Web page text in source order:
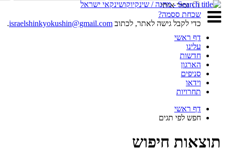
זכור אותי
שכחת ססמה?
כדי לקבל גישה לאתר, לכתוב israelshinkyokushin@gmail.com
.
דף ראשי
עלינו
חדשות
הארגון
סניפים
וידאו
תחרויות
דף ראשי
חפש לפי תגים
תוצאות חיפוש